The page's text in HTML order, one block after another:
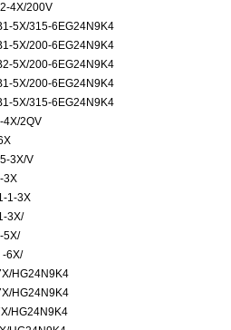
4X/200V
5X/315-6EG24N9K4
5X/200-6EG24N9K4
5X/200-6EG24N9K4
5X/200-6EG24N9K4
5X/315-6EG24N9K4
4X/2QV
3X/V
3X
1-3X
3X/
5X/
-6X/
HG24N9K4
HG24N9K4
HG24N9K4